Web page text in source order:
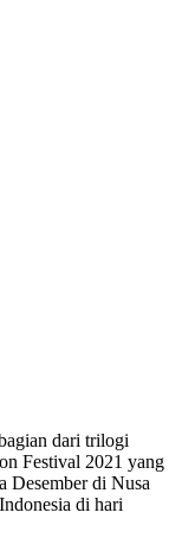
dari trilogi
Festival 2021 yang
Desember di Nusa
di hari